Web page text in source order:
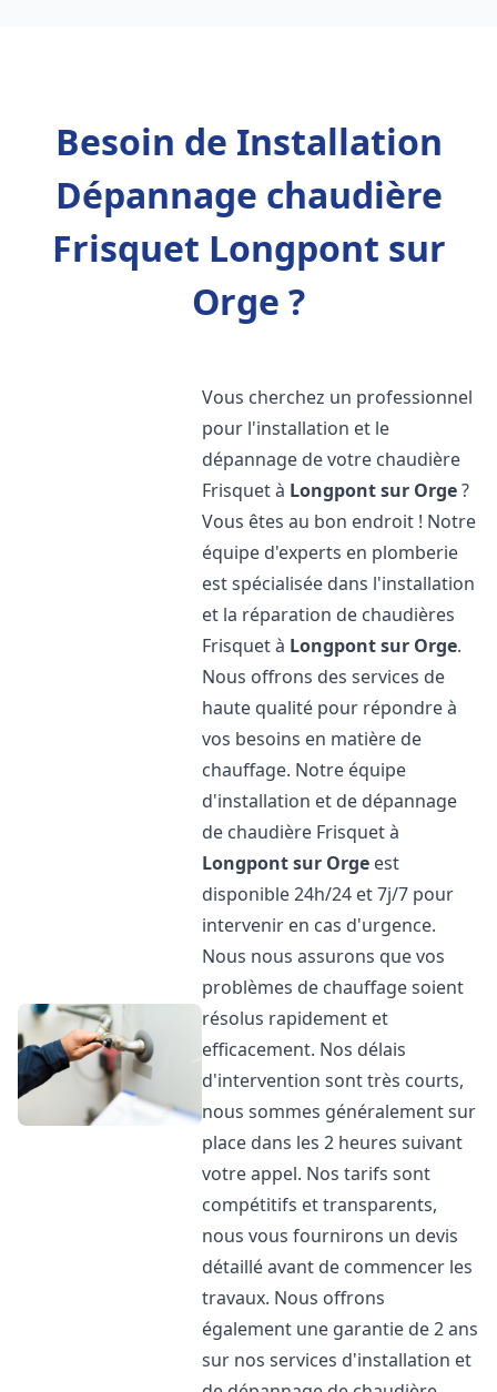
Besoin de Installation
Dépannage chaudière
Frisquet Longpont sur
Orge ?
Vous cherchez un professionnel
pour l'installation et le
dépannage de votre chaudière
Frisquet à Longpont sur Orge?
Vous êtes au bon endroit ! Notre
équipe d'experts en plomberie
est spécialisée dans l'installation
et la réparation de chaudières
Frisquet à Longpont sur Orge.
Nous offrons des services de
haute qualité pour répondre à
vos besoins en matière de
chauffage. Notre équipe
d'installation et de dépannage
de chaudière Frisquet à
Longpont sur Orge est
disponible 24h/24 et 7j/7 pour
intervenir en cas d'urgence.
Nous nous assurons que vos
problèmes de chauffage soient
résolus rapidement et
efficacement. Nos délais
d'intervention sont très courts,
nous sommes généralement sur
place dans les 2 heures suivant
votre appel. Nos tarifs sont
compétitifs et transparents,
nous vous fournirons un devis
détaillé avant de commencer les
travaux. Nous offrons
également une garantie de 2 ans
sur nos services d'installation et